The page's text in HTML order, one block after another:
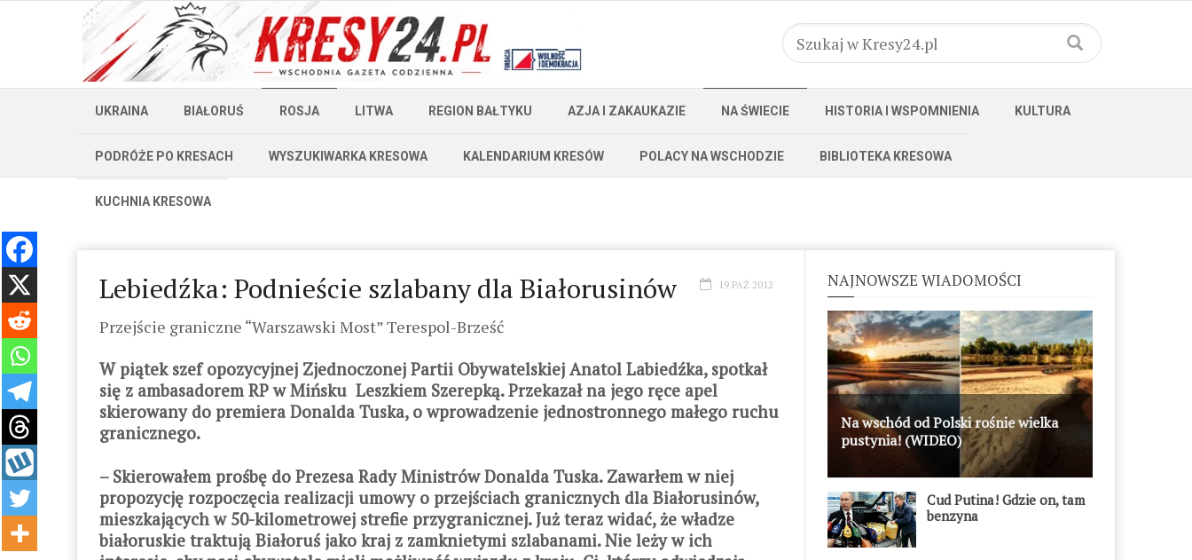
UKRAINA BIAŁORUŚ ROSJA LITWA REGION BAŁTYKU AZJA I ZAKAUKAZIE NA ŚWIECIE HISTORIA I WSPOMNIENIA KULTURA
PODRÓŻE PO KRESACH WYSZUKIWARKA KRESOWA KALENDARIUM KRESÓW POLACY NA WSCHODZIE BIBLIOTEKA KRESOWA
KUCHNIA KRESOWA
Lebiedźka: Podnieście szlabany dla Białorusinów 19 PAŹ 2012
Przejście graniczne “Warszawski Most” Terespol-Brześć
W piątek szef opozycyjnej Zjednoczonej Partii Obywatelskiej Anatol Labiedźka, spotkał
się z ambasadorem RP w Mińsku Leszkiem Szerepką. Przekazał na jego ręce apel
skierowany do premiera Donalda Tuska, o wprowadzenie jednostronnego małego ruchu
granicznego.
– Skierowałem prośbę do Prezesa Rady Ministrów Donalda Tuska. Zawarłem w niej
propozycję rozpoczęcia realizacji umowy o przejściach granicznych dla Białorusinów,
mieszkających w 50-kilometrowej strefie przygranicznej. Już teraz widać, że władze
białoruskie traktują Białoruś jako kraj z zamknietymi szlabanami. Nie leży w ich
NAJNOWSZE WIADOMOŚCI
Na wschód od Polski rośnie wielka
pustynia! (WIDEO)
Cud Putina! Gdzie on, tam
benzyna